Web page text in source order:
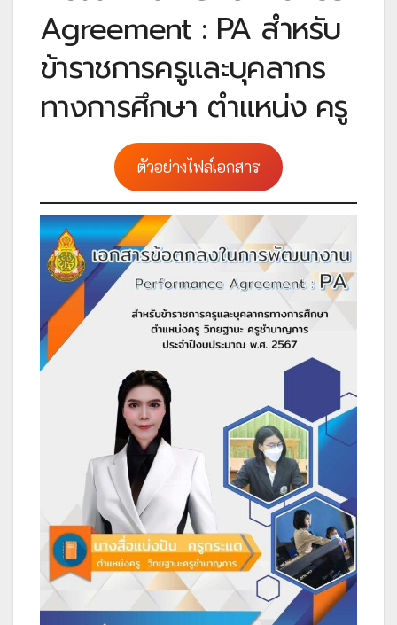
Agreement : PA สำหรับ
ข้าราชการครูและบุคลากร
ทางการศึกษา ตำแหน่ง ครู
ตัวอย่างไฟล์เอกสาร